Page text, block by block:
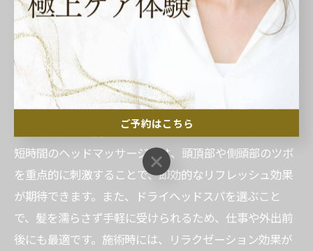
提案を受けるのもおすすめです。目的に合わせて施術を
選ぶことで、より満足度の高いケアが可能となります。
短時間で効果を感じたい時の施術ポイント
忙しい日常の中で短時間でも効果を得たい場合、ポイン
トは施術の集中度と部位の選び方にあります。例えば、
短時間のヘッドマッサージでは、頭頂部や側頭部のツボ
を重点的に刺激することで、即効的なリフレッシュ効果
が期待できます。また、ドライヘッドスパを選ぶこと
で、髪を濡らさず手軽に受けられるため、仕事や外出前
後にも最適です。施術時には、リラクゼーション効果が
ご予約はこちら
ご予約はこちら